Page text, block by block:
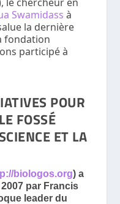
Swamidass à
la dernière
fondation
participé à
POUR
FOSSÉ
ET LA
biologos.org) a
par Francis
leader du